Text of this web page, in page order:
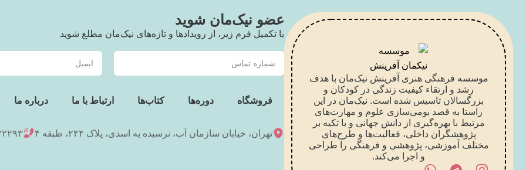
موسسه فرهنگی هنری آفرینش نیک‌مان با هدف
رشد و ارتقاء کیفیت زندگی در کودکان و
بزرگسالان تاسیس شده است. نیک‌مان در این
راستا به قصد بومی‌سازی علوم و مهارت‌های
مرتبط با بهره‌گیری از دانش جهانی و با تکیه بر
پژوهشگران داخلی، فعالیت‌ها و طرح‌های
مختلف آموزشی، پژوهشی و فرهنگی را طراحی
و اجرا می‌کند.
عضو نیک‌مان شوید
با تکمیل فرم زیر، از رویدادها و تازه‌های نیک‌مان مطلع شوید
فروشگاه دوره‌ها کتاب‌ها ارتباط با ما درباره ما
تهران، خیابان سازمان آب، نرسیده به اسدی، پلاک ۲۴۴، طبقه ۴